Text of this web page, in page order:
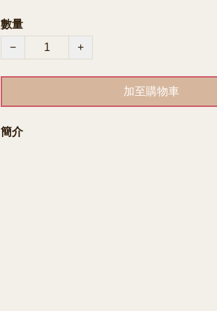
數量
−
+
加至購物車
簡介